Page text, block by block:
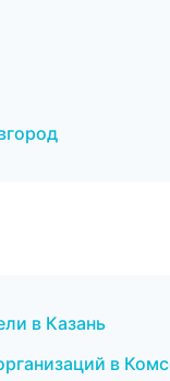
в Казань
в